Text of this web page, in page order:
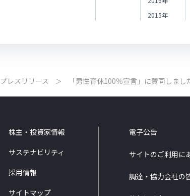
2015年
プレスリリース 「男性育休100％宣言」に賛同しまし
株主・投資家情報
サステナビリティ
採用情報
サイトマップ
電子公告
サイトのご利用に
調達・協力会社の